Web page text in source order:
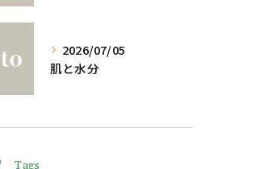
2026/07/05
肌と水分
Tags